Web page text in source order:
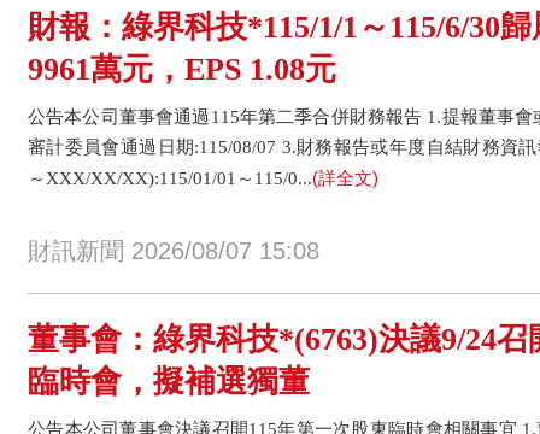
財報：綠界科技*115/1/1～115/6/30
9961萬元，EPS 1.08元
公告本公司董事會通過115年第二季合併財務報告 1.提報董事會
審計委員會通過日期:115/08/07 3.財務報告或年度自結財務資
～XXX/XX/XX):115/01/01～115/0...(詳全文)
財訊新聞 2026/08/07 15:08
董事會：綠界科技*(6763)決議9/24召
臨時會，擬補選獨董
公告本公司董事會決議召開115年第一次股東臨時會相關事宜